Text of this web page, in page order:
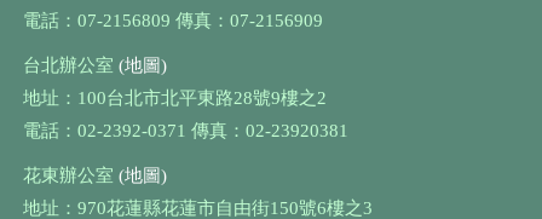
電話：07-2156809 傳真：07-2156909
台北辦公室 (地圖)
地址：100台北市北平東路28號9樓之2
電話：02-2392-0371 傳真：02-23920381
花東辦公室 (地圖)
地址：970花蓮縣花蓮市自由街150號6樓之3